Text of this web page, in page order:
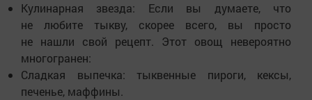
Кулинарная звезда: Если вы думаете, что
не любите тыкву, скорее всего, вы просто
не нашли свой рецепт. Этот овощ невероятно
многогранен:
Сладкая выпечка: тыквенные пироги, кексы,
печенье, маффины.